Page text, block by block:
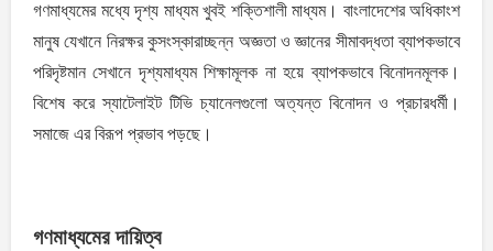
গণমাধ্যমের মধ্যে দৃশ্য মাধ্যম খুবই শক্তিশালী মাধ্যম। বাংলাদেশের অধিকাংশ
মানুষ যেখানে নিরক্ষর কুসংস্কারাচ্ছন্ন অজ্ঞতা ও জ্ঞানের সীমাবদ্ধতা ব্যাপকভাবে
পরিদৃষ্টমান সেখানে দৃশ্যমাধ্যম শিক্ষামূলক না হয়ে ব্যাপকভাবে বিনোদনমূলক।
বিশেষ করে স্যাটেলাইট টিভি চ্যানেলগুলো অত্যন্ত বিনোদন ও প্রচারধর্মী।
সমাজে এর বিরূপ প্রভাব পড়ছে।
গণমাধ্যমের দায়িত্ব